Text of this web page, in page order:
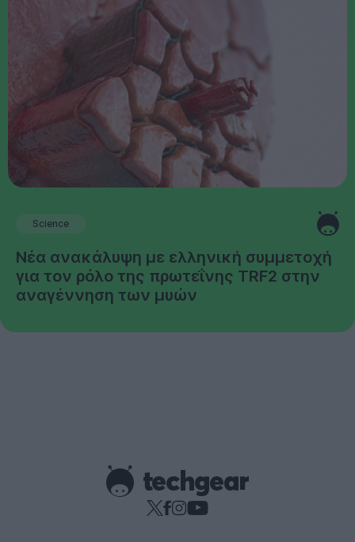
Science
Νέα ανακάλυψη με ελληνική συμμετοχή
για τον ρόλο της πρωτεΐνης TRF2 στην
αναγέννηση των μυών